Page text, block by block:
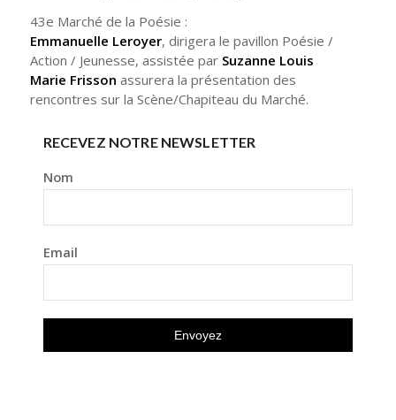
43e Marché de la Poésie :
Emmanuelle Leroyer, dirigera le pavillon Poésie /
Action / Jeunesse, assistée par Suzanne Louis
Marie Frisson assurera la présentation des
rencontres sur la Scène/Chapiteau du Marché.
RECEVEZ NOTRE NEWSLETTER
Nom
Email